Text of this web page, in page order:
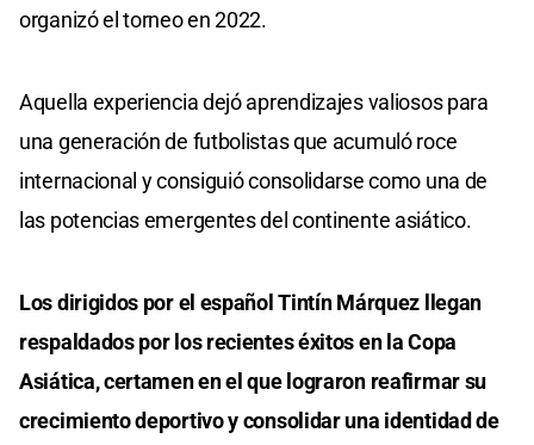
organizó el torneo en 2022.
Aquella experiencia dejó aprendizajes valiosos para
una generación de futbolistas que acumuló roce
internacional y consiguió consolidarse como una de
las potencias emergentes del continente asiático.
Los dirigidos por el español Tintín Márquez llegan
respaldados por los recientes éxitos en la Copa
Asiática, certamen en el que lograron reafirmar su
crecimiento deportivo y consolidar una identidad de